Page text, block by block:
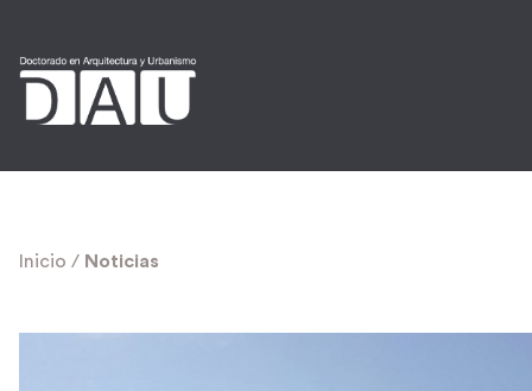
Inicio / Noticias